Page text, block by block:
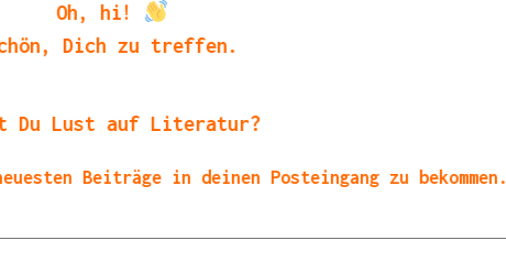
Oh, hi!
Dich zu treffen.
Du Lust auf Literatur?
Beiträge in deinen Posteingang zu bekommen.